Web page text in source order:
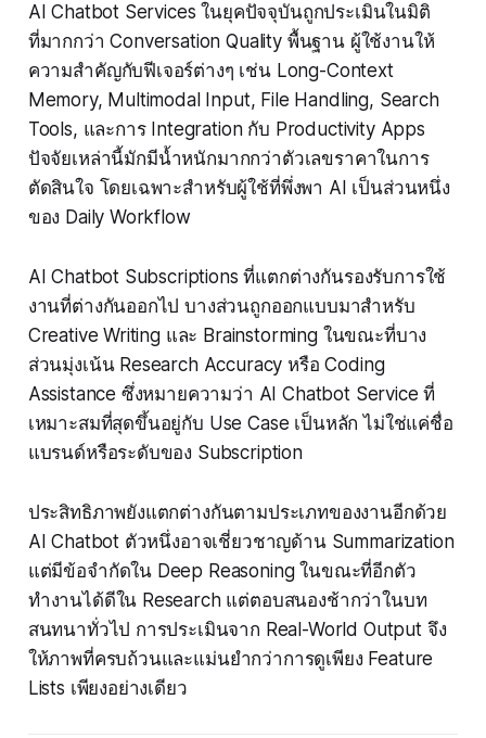
AI Chatbot Services ในยุคปัจจุบันถูกประเมินในมิติ
ที่มากกว่า Conversation Quality พื้นฐาน ผู้ใช้งานให้
ความสำคัญกับฟีเจอร์ต่างๆ เช่น Long-Context
Memory, Multimodal Input, File Handling, Search
Tools, และการ Integration กับ Productivity Apps
ปัจจัยเหล่านี้มักมีน้ำหนักมากกว่าตัวเลขราคาในการ
ตัดสินใจ โดยเฉพาะสำหรับผู้ใช้ที่พึ่งพา AI เป็นส่วนหนึ่ง
ของ Daily Workflow
AI Chatbot Subscriptions ที่แตกต่างกันรองรับการใช้
งานที่ต่างกันออกไป บางส่วนถูกออกแบบมาสำหรับ
Creative Writing และ Brainstorming ในขณะที่บาง
ส่วนมุ่งเน้น Research Accuracy หรือ Coding
Assistance ซึ่งหมายความว่า AI Chatbot Service ที่
เหมาะสมที่สุดขึ้นอยู่กับ Use Case เป็นหลัก ไม่ใช่แค่ชื่อ
แบรนด์หรือระดับของ Subscription
ประสิทธิภาพยังแตกต่างกันตามประเภทของงานอีกด้วย
AI Chatbot ตัวหนึ่งอาจเชี่ยวชาญด้าน Summarization
แต่มีข้อจำกัดใน Deep Reasoning ในขณะที่อีกตัว
ทำงานได้ดีใน Research แต่ตอบสนองช้ากว่าในบท
สนทนาทั่วไป การประเมินจาก Real-World Output จึง
ให้ภาพที่ครบถ้วนและแม่นยำกว่าการดูเพียง Feature
Lists เพียงอย่างเดียว